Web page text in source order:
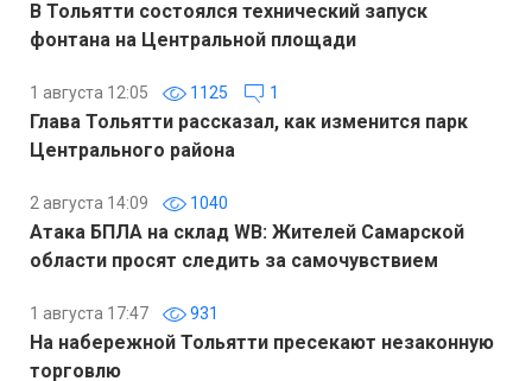
В Тольятти состоялся технический запуск
фонтана на Центральной площади
1 августа 12:05 1125 1
Глава Тольятти рассказал, как изменится парк
Центрального района
2 августа 14:09 1040
Атака БПЛА на склад WB: Жителей Самарской
области просят следить за самочувствием
1 августа 17:47 931
На набережной Тольятти пресекают незаконную
торговлю